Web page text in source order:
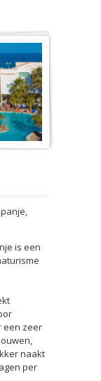
,
is een
een zeer
naakt
per